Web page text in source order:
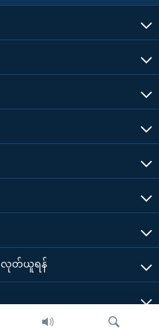
းလုတ်ယူရန်